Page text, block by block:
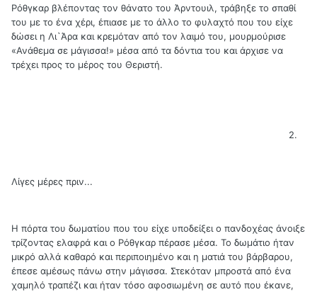
Ρόθγκαρ βλέποντας τον θάνατο του Άρντουιλ, τράβηξε το σπαθί
του με το ένα χέρι, έπιασε με το άλλο το φυλαχτό που του είχε
δώσει η Λι`Άρα και κρεμόταν από τον λαιμό του, μουρμούρισε
«Ανάθεμα σε μάγισσα!» μέσα από τα δόντια του και άρχισε να
τρέχει προς το μέρος του Θεριστή.
2.
Λίγες μέρες πριν...
Η πόρτα του δωματίου που του είχε υποδείξει ο πανδοχέας άνοιξε
τρίζοντας ελαφρά και ο Ρόθγκαρ πέρασε μέσα. Το δωμάτιο ήταν
μικρό αλλά καθαρό και περιποιημένο και η ματιά του βάρβαρου,
έπεσε αμέσως πάνω στην μάγισσα. Στεκόταν μπροστά από ένα
χαμηλό τραπέζι και ήταν τόσο αφοσιωμένη σε αυτό που έκανε,